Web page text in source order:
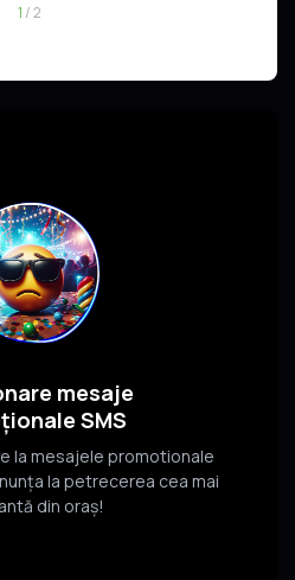
1 / 2
mesaje
SMS
la mesajele promotionale
la petrecerea cea mai
din oraș!